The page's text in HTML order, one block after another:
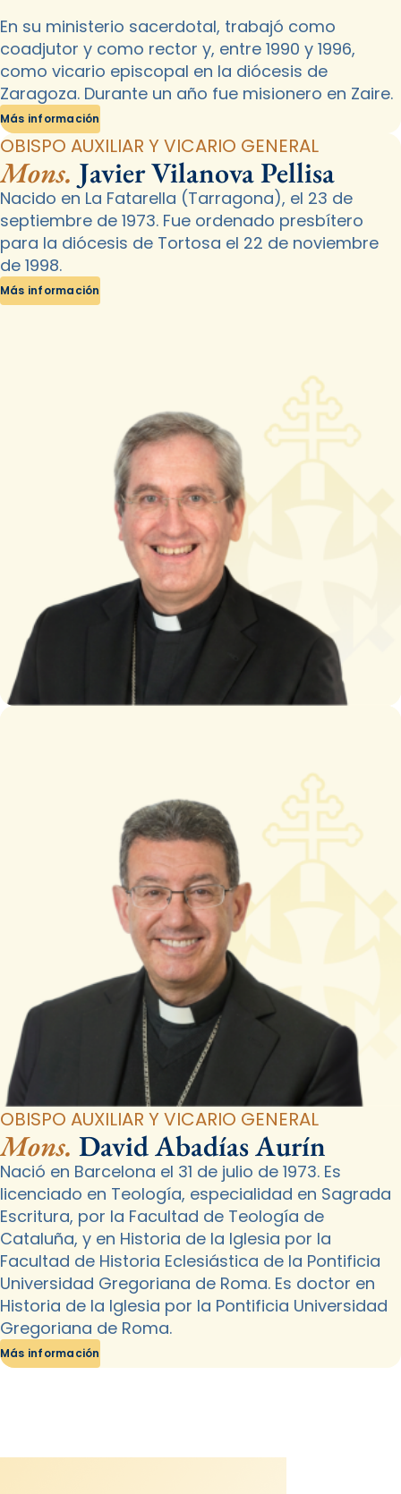
En su ministerio sacerdotal, trabajó como
coadjutor y como rector y, entre 1990 y 1996,
como vicario episcopal en la diócesis de
Zaragoza. Durante un año fue misionero en Zaire.
Más información
OBISPO AUXILIAR Y VICARIO GENERAL
Mons. Javier Vilanova Pellisa
Nacido en La Fatarella (Tarragona), el 23 de
septiembre de 1973. Fue ordenado presbítero
para la diócesis de Tortosa el 22 de noviembre
de 1998.
Más información
OBISPO AUXILIAR Y VICARIO GENERAL
Mons. David Abadías Aurín
Nació en Barcelona el 31 de julio de 1973. Es
licenciado en Teología, especialidad en Sagrada
Escritura, por la Facultad de Teología de
Cataluña, y en Historia de la Iglesia por la
Facultad de Historia Eclesiástica de la Pontificia
Universidad Gregoriana de Roma. Es doctor en
Historia de la Iglesia por la Pontificia Universidad
Gregoriana de Roma.
Más información